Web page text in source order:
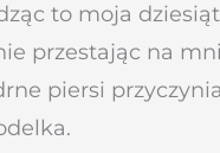
to moja
przestając na
piersi